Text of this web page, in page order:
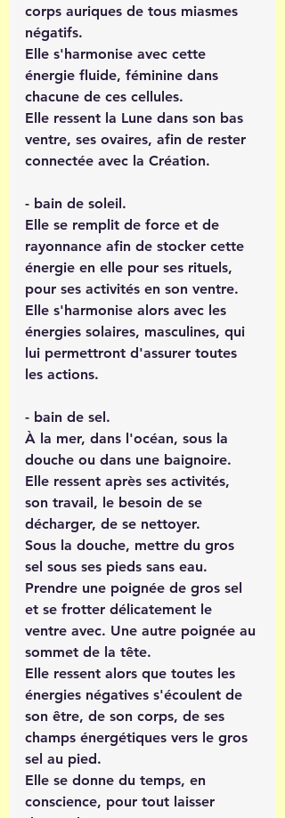
corps auriques de tous miasmes
négatifs.
Elle s'harmonise avec cette
énergie fluide, féminine dans
chacune de ces cellules.
Elle ressent la Lune dans son bas
ventre, ses ovaires, afin de rester
connectée avec la Création.
- bain de soleil.
Elle se remplit de force et de
rayonnance afin de stocker cette
énergie en elle pour ses rituels,
pour ses activités en son ventre.
Elle s'harmonise alors avec les
énergies solaires, masculines, qui
lui permettront d'assurer toutes
les actions.
- bain de sel.
À la mer, dans l'océan, sous la
douche ou dans une baignoire.
Elle ressent après ses activités,
son travail, le besoin de se
décharger, de se nettoyer.
Sous la douche, mettre du gros
sel sous ses pieds sans eau.
Prendre une poignée de gros sel
et se frotter délicatement le
ventre avec. Une autre poignée au
sommet de la tête.
Elle ressent alors que toutes les
énergies négatives s'écoulent de
son être, de son corps, de ses
champs énergétiques vers le gros
sel au pied.
Elle se donne du temps, en
conscience, pour tout laisser